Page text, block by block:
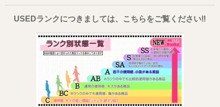
USEDランクにつきましては、こちらをご覧ください‼